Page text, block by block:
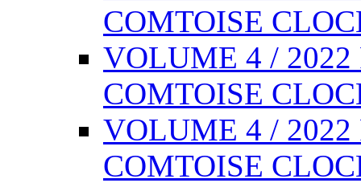
COMTOISE
VOLUME 4 /
COMTOISE
VOLUME 4 /
COMTOISE